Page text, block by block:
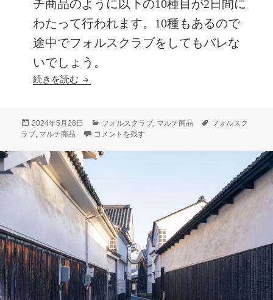
チ商品のように以下の10種目が2日間に
わたって行われます。10種もあるので
途中でフォルスクラブをしてもバレな
いでしょう。
続きを読む マルチ商品のように複数の競技（スポーツ）
投
稿
2024年5月28日
カ
テ
リ
フォルスクラブ, マルチ商品
タ
フォルスク
ラブ, マルチ商品 マルチ商品のように複数の競技（スポーツ）を行う
コメントを残す